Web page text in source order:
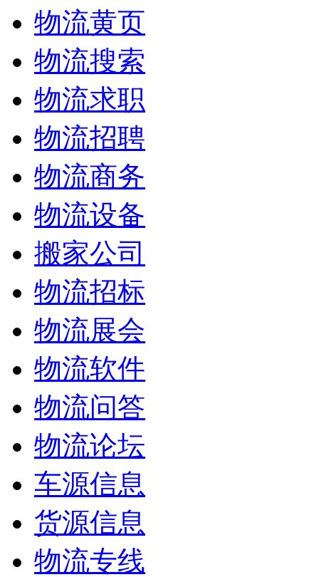
物流黄页
物流搜索
物流求职
物流招聘
物流商务
物流设备
搬家公司
物流招标
物流展会
物流软件
物流问答
物流论坛
车源信息
货源信息
物流专线